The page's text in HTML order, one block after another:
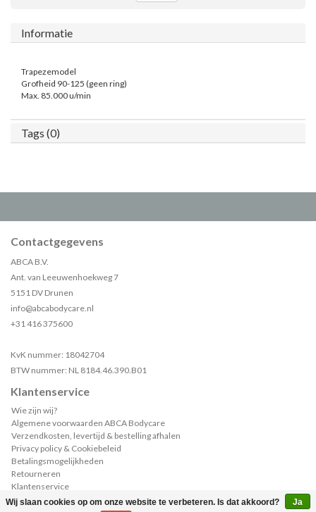
Informatie
Trapezemodel
Grofheid 90-125 (geen ring)
Max. 85.000 u/min
Tags (0)
Contactgegevens
ABCA B.V.
Ant. van Leeuwenhoekweg 7
5151 DV Drunen
info@abcabodycare.nl
+31 416 375600
KvK nummer: 18042704
BTW nummer: NL 8184.46.390.B01
Klantenservice
Wie zijn wij?
Algemene voorwaarden ABCA Bodycare
Verzendkosten, levertijd & bestelling afhalen
Privacy policy & Cookiebeleid
Betalingsmogelijkheden
Retourneren
Klantenservice
Sample of catalogus aanvragen?
Wij slaan cookies op om onze website te verbeteren. Is dat akkoord? Ja